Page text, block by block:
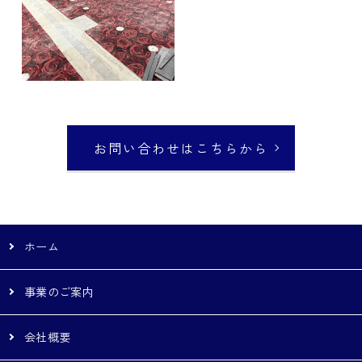
お問い合わせはこちらから
ホーム
事業のご案内
会社概要